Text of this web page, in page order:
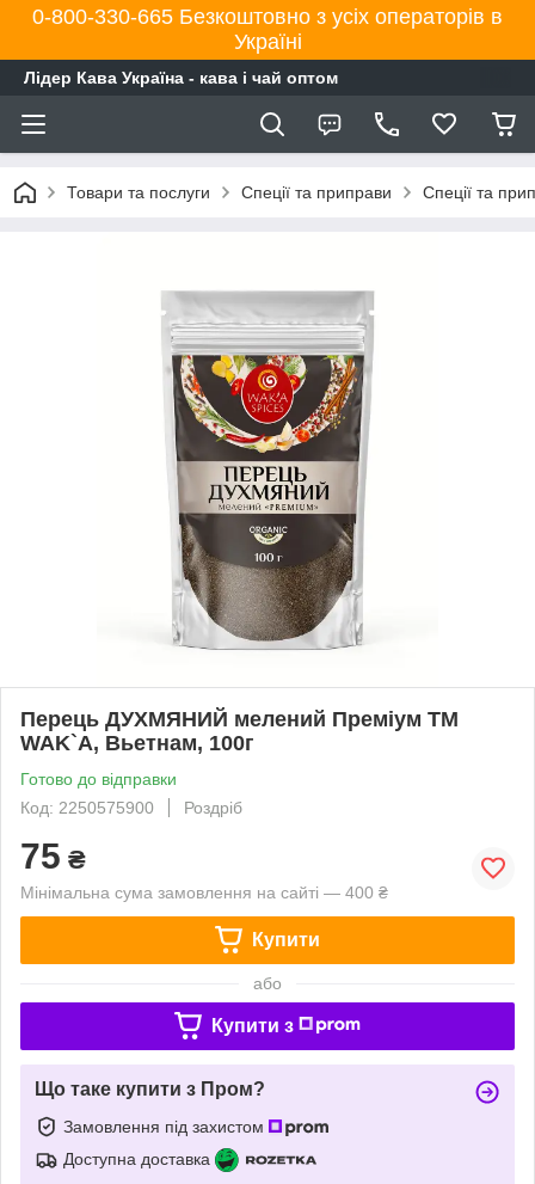
0-800-330-665 Безкоштовно з усіх операторів в
Україні
Лідер Кава Україна - кава і чай оптом
Товари та послуги Спеції та приправи Спеції та
Перець ДУХМЯНИЙ мелений Преміум TM
WAK`A, Вьетнам, 100г
Готово до відправки
Код: 2250575900
Роздріб
75 ₴
Мінімальна сума замовлення на сайті — 400 ₴
Купити
або
Купити з
Що таке купити з Пром?
Замовлення під захистом
Доступна доставка